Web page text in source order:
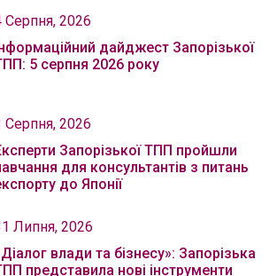
Серпня, 2026
дайджест Запорізької
5 серпня 2026 року
Серпня, 2026
Запорізької ТПП пройшли
для консультантів з питань
до Японії
Липня, 2026
влади та бізнесу»: Запорізька
представила нові інструменти